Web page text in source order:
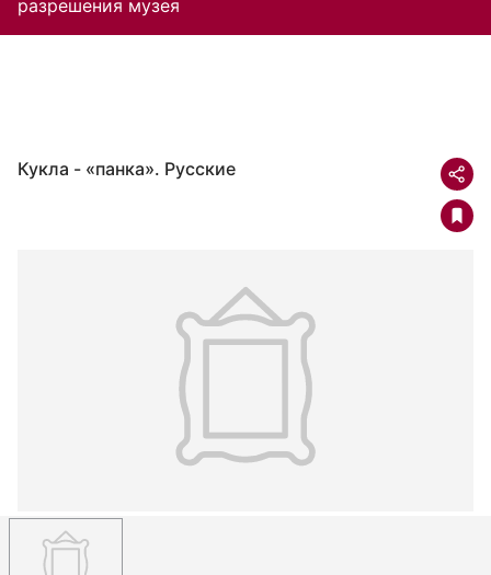
разрешения музея
Кукла - «панка». Русские